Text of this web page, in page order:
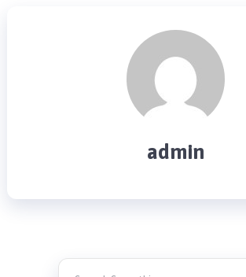
admin